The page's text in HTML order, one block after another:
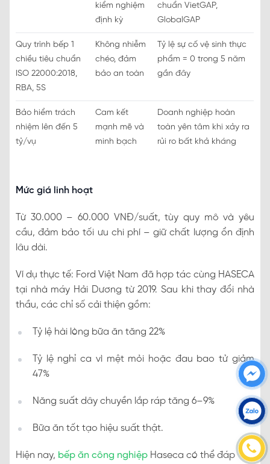
kiểm nghiệm
định kỳ
chuẩn VietGAP,
GlobalGAP
Quy trình bếp 1
chiều tiêu chuẩn
ISO 22000:2018,
RBA, 5S
Không nhiễm
chéo, đảm
bảo an toàn
Tỷ lệ sự cố vệ sinh thực
phẩm = 0 trong 5 năm
gần đây
Bảo hiểm trách
nhiệm lên đến 5
tỷ/vụ
Cam kết
mạnh mẽ và
minh bạch
Doanh nghiệp hoàn
toàn yên tâm khi xảy ra
rủi ro bất khả kháng
Mức giá linh hoạt
Từ 30.000 – 60.000 VNĐ/suất, tùy quy mô và yêu
cầu, đảm bảo tối ưu chi phí – giữ chất lượng ổn định
lâu dài.
Ví dụ thực tế: Ford Việt Nam đã hợp tác cùng HASECA
tại nhà máy Hải Dương từ 2019. Sau khi thay đổi nhà
thầu, các chỉ số cải thiện gồm:
Tỷ lệ hài lòng bữa ăn tăng 22%
Tỷ lệ nghỉ ca vì mệt mỏi hoặc đau bao tử giảm
47%
Năng suất dây chuyền lắp ráp tăng 6–9%
Bữa ăn tốt tạo hiệu suất thật.
Hiện nay, bếp ăn công nghiệp Haseca có thể đáp